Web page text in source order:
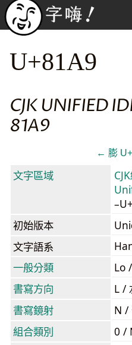
U+81A9
CJK UNIFIED
81A9
← 膨
文字區域
初始版本
文字語系
一般分類
Lo
書寫方向
L /
書寫鏡射
N /
組合類別
0 /